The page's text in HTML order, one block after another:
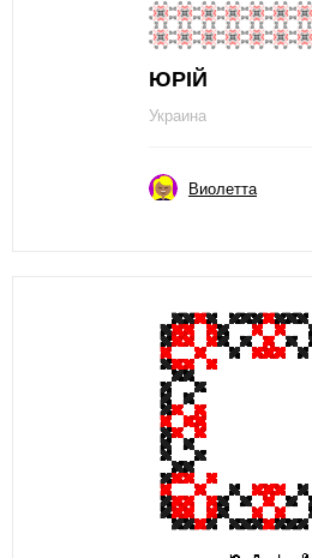
ЮРІЙ
Украина
Виолетта